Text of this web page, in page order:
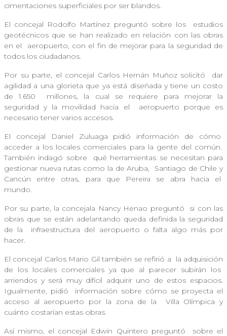
cimentaciones superficiales por ser blandos.
El concejal Rodolfo Martínez preguntó sobre los
estudios
geotécnicos que se han realizado en relación con las obras
en el
aeropuerto, con el fin de mejorar para la seguridad de
todos los ciudadanos.
Por su parte, el concejal Carlos Hernán Muñoz solicitó
dar
agilidad a una glorieta que ya está diseñada y tiene un costo
de 1.650
millones, la cual se requiere para mejorar la
seguridad y la movilidad hacia el
aeropuerto porque es
necesario tener varios accesos.
El concejal Daniel Zuluaga pidió información de cómo
acceder a los locales comerciales para la gente del común.
También indagó sobre
qué herramientas se necesitan para
gestionar nueva rutas como la de Aruba,
Santiago de Chile y
Cancún entre otras, para que Pereira se abra hacia el
mundo.
Por su parte, la concejala Nancy Henao preguntó
si con las
obras que se están adelantando queda definida la seguridad
de la
infraestructura del aeropuerto o falta algo más por
hacer.
El concejal Carlos Mario Gil también se refirió a
la adquisición
de los locales comerciales ya que al parecer subirán los
arriendos y será muy difícil adquirir uno de estos espacios.
Igualmente, pidió
información sobre cómo se proyecta el
acceso al aeropuerto por la zona de la
Villa Olímpica y
cuánto costarían estas obras.
Así mismo, el concejal Edwin Quintero preguntó
sobre el